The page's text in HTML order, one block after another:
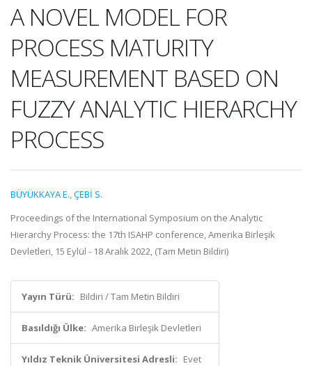
A NOVEL MODEL FOR
PROCESS MATURITY
MEASUREMENT BASED ON
FUZZY ANALYTIC HIERARCHY
PROCESS
BÜYÜKKAYA E.,ÇEBİ S.
Proceedings of the International Symposium on the Analytic
Hierarchy Process: the 17th ISAHP conference, Amerika Birleşik
Devletleri, 15 Eylül - 18 Aralık 2022, (Tam Metin Bildiri)
Yayın Türü: Bildiri / Tam Metin Bildiri
Basıldığı Ülke: Amerika Birleşik Devletleri
Yıldız Teknik Üniversitesi Adresli: Evet